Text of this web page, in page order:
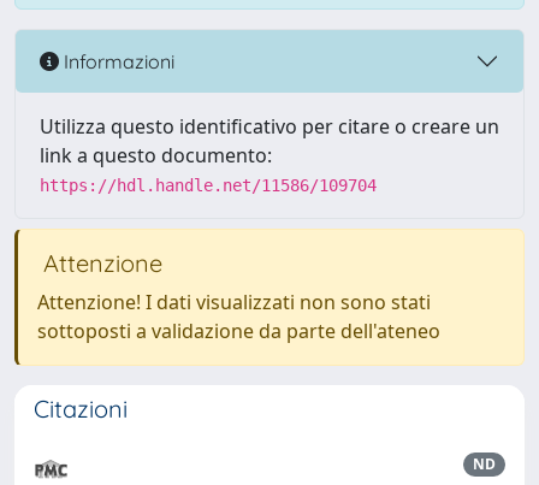
Informazioni
Utilizza questo identificativo per citare o creare un
link a questo documento:
https://hdl.handle.net/11586/109704
Attenzione
Attenzione! I dati visualizzati non sono stati
sottoposti a validazione da parte dell'ateneo
Citazioni
ND